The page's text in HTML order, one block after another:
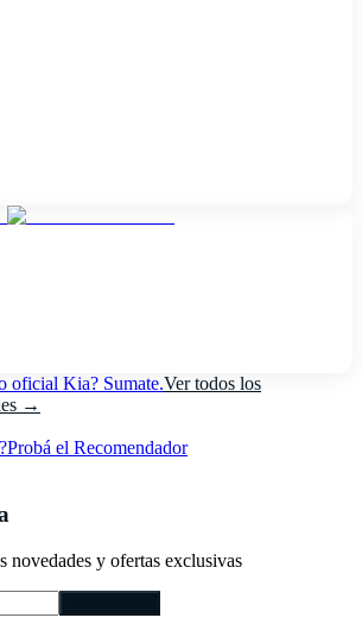
oficial Kia? Sumate.Ver todos los
→
Probá el Recomendador
novedades y ofertas exclusivas